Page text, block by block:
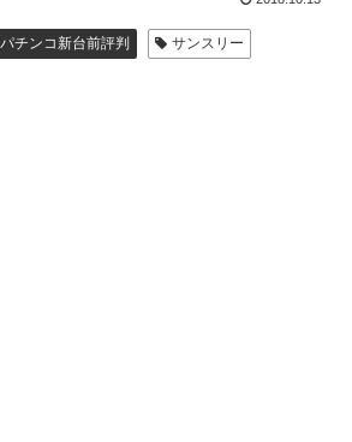
パチンコ新台前評判
サンスリー